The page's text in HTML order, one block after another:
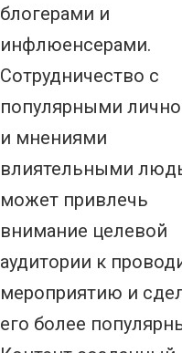
блогерами и
инфлюенсерами.
Сотрудничество с
популярными
и мнениями
влиятельными
может привлечь
внимание целевой
аудитории к
мероприятию и
его более